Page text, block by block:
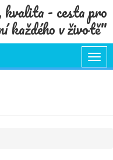
- cesta pro
každého v životě"